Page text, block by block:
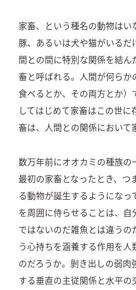
家畜、という種名の動物はい
豚、あるいは犬や猫がいるだ
間との間に特別な関係を結ん
畜と呼ばれる。人間が何らか
食べるとか、その両方とか）
してはじめて家畜はこの世
畜は、人間との関係において
数万年前にオオカミの種族の
最初の家畜となったとき、つ
る動物が誕生するようになっ
を周囲に侍らせることは、自
ではないのだ雑魚とは違うの
う心持ちを涵養する作用を人
のだろうか。剝き出しの弱肉
する垂直の主従関係と水平の